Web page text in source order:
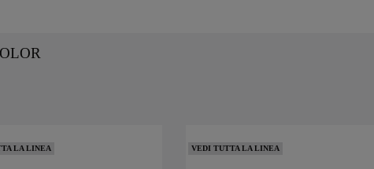
LA LINEA VEDI TUTTA LA LINEA